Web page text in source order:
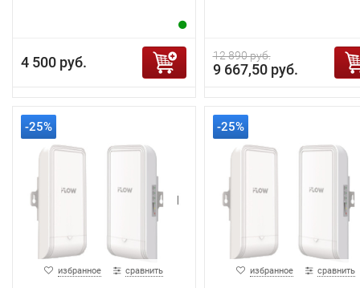
4 500 руб. 12 890 руб.
9 667,50 руб.
-25%
избранное сравнить
-25%
избранное сравнить